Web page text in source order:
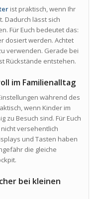
ist praktisch, wenn Ihr
Dadurch lässt sich
Für Euch bedeutet das:
dosiert werden. Achtet
verwenden. Gerade bei
Rückstände entstehen.
im Familienalltag
während des
wenn Kinder im
zu Besuch sind. Für Euch
versehentlich
und Tasten haben
die gleiche
bei kleinen